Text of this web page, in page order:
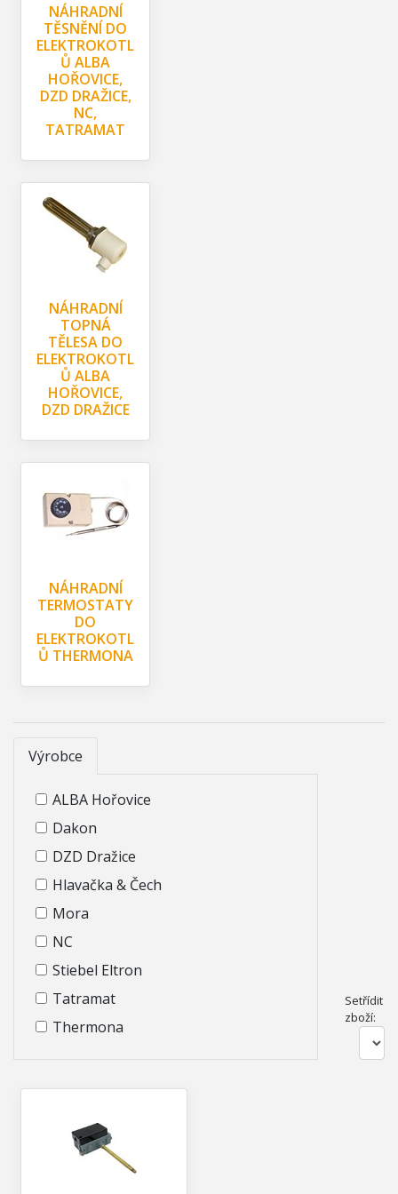
NÁHRADNÍ
TĚSNĚNÍ DO
ELEKTROKOTL
Ů ALBA
HOŘOVICE,
DZD DRAŽICE,
NC,
TATRAMAT
NÁHRADNÍ
TOPNÁ
TĚLESA DO
ELEKTROKOTL
Ů ALBA
HOŘOVICE,
DZD DRAŽICE
NÁHRADNÍ
TERMOSTATY
DO
ELEKTROKOTL
Ů THERMONA
Výrobce
ALBA Hořovice
Dakon
DZD Dražice
Hlavačka & Čech
Mora
NC
Stiebel Eltron
Tatramat
Thermona
Setřídit
zboží: